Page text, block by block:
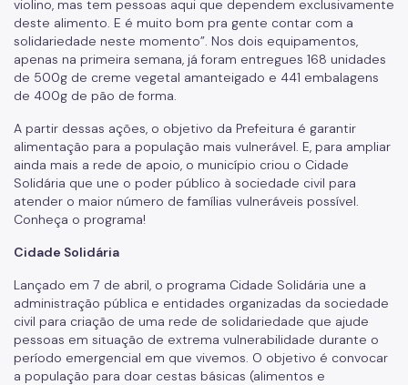
violino, mas tem pessoas aqui que dependem exclusivamente
deste alimento. E é muito bom pra gente contar com a
solidariedade neste momento”. Nos dois equipamentos,
apenas na primeira semana, já foram entregues 168 unidades
de 500g de creme vegetal amanteigado e 441 embalagens
de 400g de pão de forma.
A partir dessas ações, o objetivo da Prefeitura é garantir
alimentação para a população mais vulnerável. E, para ampliar
ainda mais a rede de apoio, o município criou o Cidade
Solidária que une o poder público à sociedade civil para
atender o maior número de famílias vulneráveis possível.
Conheça o programa!
Cidade Solidária
Lançado em 7 de abril, o programa Cidade Solidária une a
administração pública e entidades organizadas da sociedade
civil para criação de uma rede de solidariedade que ajude
pessoas em situação de extrema vulnerabilidade durante o
período emergencial em que vivemos. O objetivo é convocar
a população para doar cestas básicas (alimentos e